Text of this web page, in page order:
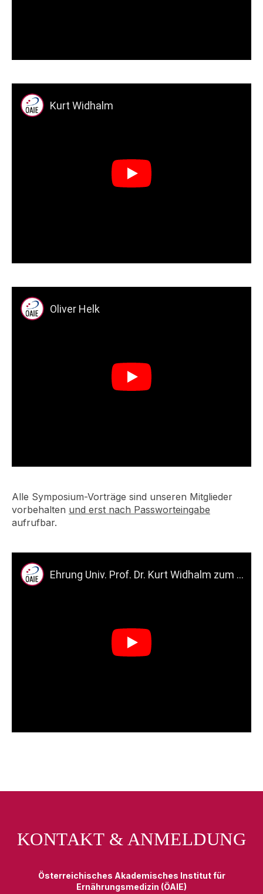
Kurt Widhalm
Play
Oliver Helk
Play
Alle Symposium-Vorträge sind unseren Mitglieder
vorbehalten und erst nach Passworteingabe
aufrufbar.
Ehrung Univ. Prof. Dr. Kurt Widhalm zum 80. Geburtstag
Play
KONTAKT & ANMELDUNG
Österreichisches Akademisches Institut für
Ernährungsmedizin (ÖAIE)